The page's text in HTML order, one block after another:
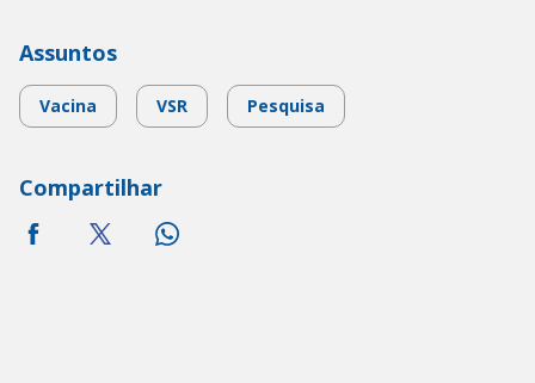
Assuntos
Vacina VSR Pesquisa
Compartilhar